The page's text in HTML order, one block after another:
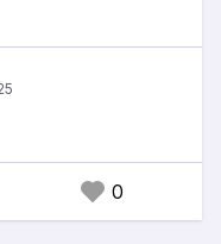
du couple
vivre les
!
0